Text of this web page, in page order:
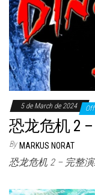
5 de March de 2024 Off
恐龙危机 2
By MARKUS NORAT
恐龙危机 2 – 完整演